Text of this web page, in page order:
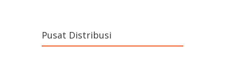
Pusat Distribusi